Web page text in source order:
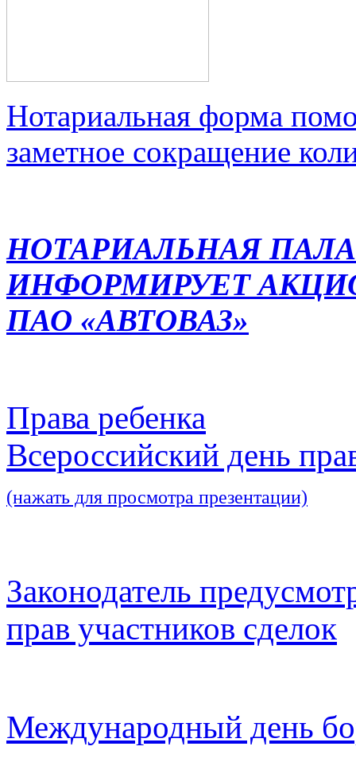
Нотариальная форма
заметное сокращение
НОТАРИАЛЬНАЯ
ИНФОРМИРУЕТ
ПАО «АВТОВАЗ»
Права ребенка
Всероссийский день
(нажать для просмотра презентации)
Законодатель
прав участников сделок
Международный день